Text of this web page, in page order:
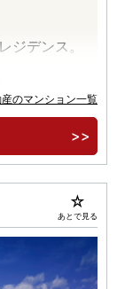
ジデンス。
のマンション一覧
あとで見る